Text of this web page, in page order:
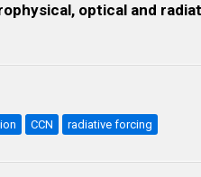
optical and
CCN radiative forcing